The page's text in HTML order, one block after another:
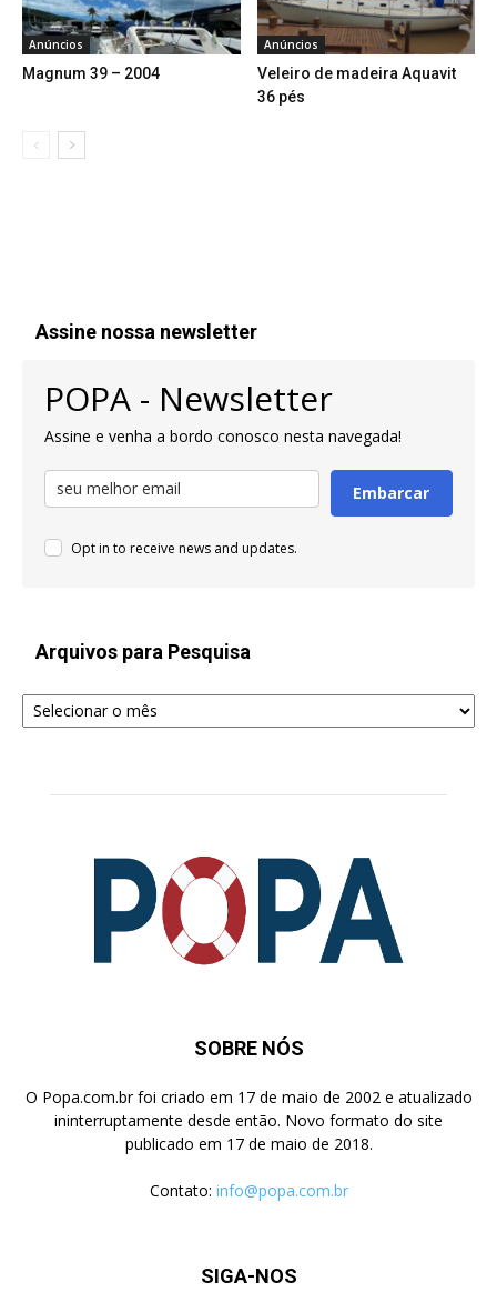
Anúncios
Magnum 39 – 2004
Anúncios
Veleiro de madeira Aquavit
36 pés
Assine nossa newsletter
POPA - Newsletter
Assine e venha a bordo conosco nesta navegada!
Embarcar
Opt in to receive news and updates.
Arquivos para Pesquisa
Arquivos
para
SOBRE NÓS
O Popa.com.br foi criado em 17 de maio de 2002 e atualizado
ininterruptamente desde então. Novo formato do site
publicado em 17 de maio de 2018.
Contato: info@popa.com.br
SIGA-NOS